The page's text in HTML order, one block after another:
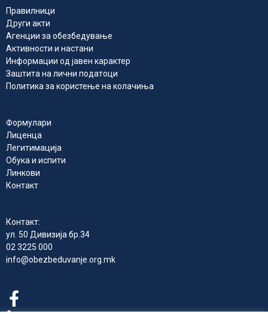
Правилници
Други акти
Агенции за обезбедување
Активности и настани
Информации од јавен карактер
Заштита на лични податоци
Политика за користење на колачиња
Формулари
Лиценца
Легитимација
Обука и испити
Линкови
Контакт
Контакт:
ул. 50 Дивизија бр.34
02 3225 000
info@obezbeduvanje.org.mk